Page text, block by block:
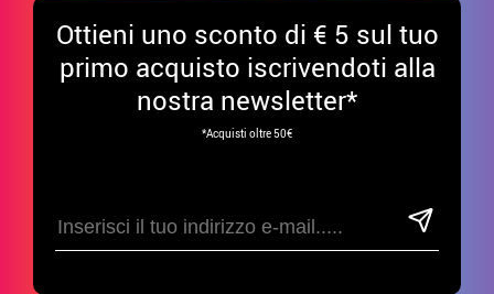
Ottieni uno sconto di € 5 sul tuo
primo acquisto iscrivendoti alla
nostra newsletter*
*Acquisti oltre 50€